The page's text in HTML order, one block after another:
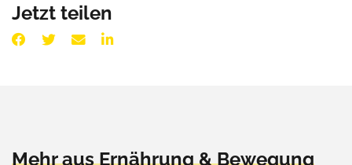
Jetzt teilen
Mehr aus Ernährung & Bewegung